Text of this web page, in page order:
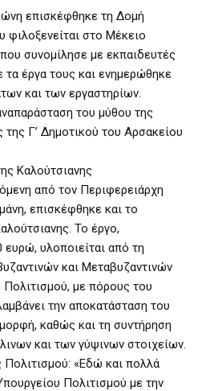
επισκέφθηκε τη Δομή
φιλοξενείται στο Μέκειο
συνομίλησε με εκπαιδευτές
τα έργα τους και ενημερώθηκε
και των εργαστηρίων.
του μύθου της
Γ’ Δημοτικού του Αρσακείου
Καλούτσιανης
από τον Περιφερειάρχη
επισκέφθηκε και το
Το έργο,
υλοποιείται από τη
και Μεταβυζαντινών
με πόρους του
την αποκατάσταση του
καθώς και τη συντήρηση
και των γύψινων στοιχείων.
«Εδώ και πολλά
Πολιτισμού με την